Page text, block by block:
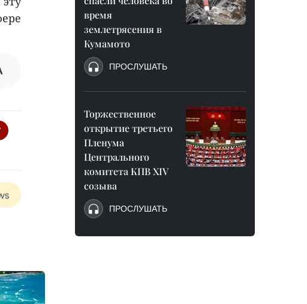
время
землетрясения в
Кумамото
ПРОСЛУШАТЬ
Торжественное
открытие третьего
Пленума
Центрального
комитета КПВ XIV
созыва
ПРОСЛУШАТЬ